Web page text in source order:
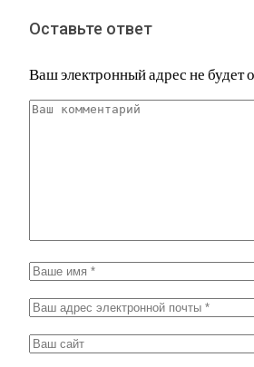
Оставьте ответ
Ваш электронный адрес не будет